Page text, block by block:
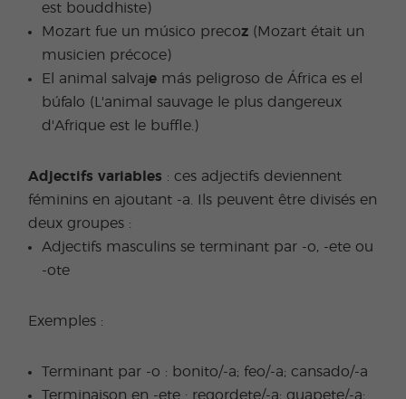
est bouddhiste)
Mozart fue un músico precoz (Mozart était un
musicien précoce)
El animal salvaje más peligroso de África es el
búfalo (L'animal sauvage le plus dangereux
d'Afrique est le buffle.)
Adjectifs variables : ces adjectifs deviennent
féminins en ajoutant -a. Ils peuvent être divisés en
deux groupes :
Adjectifs masculins se terminant par -o, -ete ou
-ote
Exemples :
Terminant par -o : bonito/-a; feo/-a; cansado/-a
Terminaison en -ete : regordete/-a; guapete/-a;